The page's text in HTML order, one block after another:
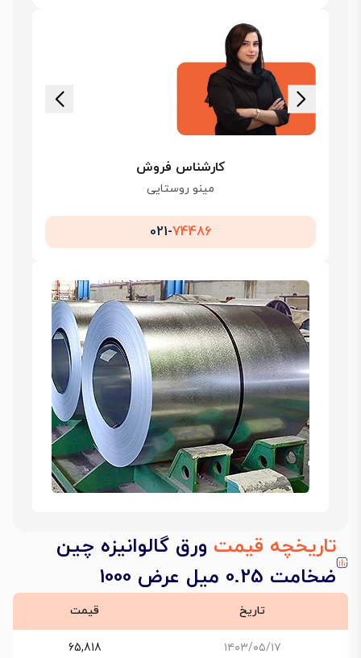
کارشناس فروش
مینو روستایی
021-74486
تاریخچه قیمت ورق گالوانیزه چین
ضخامت 0.25 میل عرض 1000
تاریخ قیمت
۱۴۰۳/۰۵/۱۷ 65,818